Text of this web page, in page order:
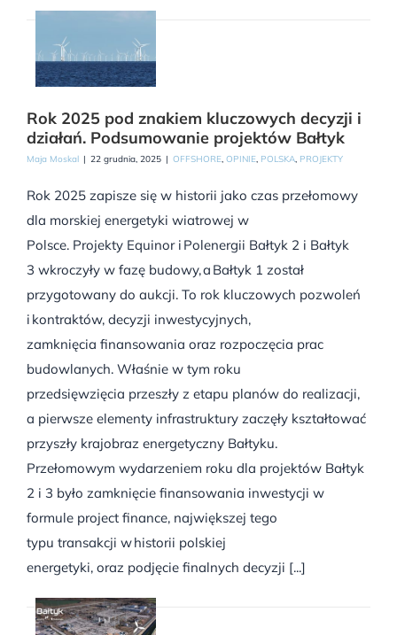
Rok 2025 pod znakiem kluczowych decyzji i
działań. Podsumowanie projektów Bałtyk
Maja Moskal | 22 grudnia, 2025 | OFFSHORE, OPINIE, POLSKA, PROJEKTY
Rok 2025 zapisze się w historii jako czas przełomowy
dla morskiej energetyki wiatrowej w
Polsce. Projekty Equinor i Polenergii Bałtyk 2 i Bałtyk
3 wkroczyły w fazę budowy, a Bałtyk 1 został
przygotowany do aukcji. To rok kluczowych pozwoleń
i kontraktów, decyzji inwestycyjnych,
zamknięcia finansowania oraz rozpoczęcia prac
budowlanych. Właśnie w tym roku
przedsięwzięcia przeszły z etapu planów do realizacji,
a pierwsze elementy infrastruktury zaczęły kształtować
przyszły krajobraz energetyczny Bałtyku.
Przełomowym wydarzeniem roku dla projektów Bałtyk
2 i 3 było zamknięcie finansowania inwestycji w
formule project finance, największej tego
typu transakcji w historii polskiej
energetyki, oraz podjęcie finalnych decyzji [...]